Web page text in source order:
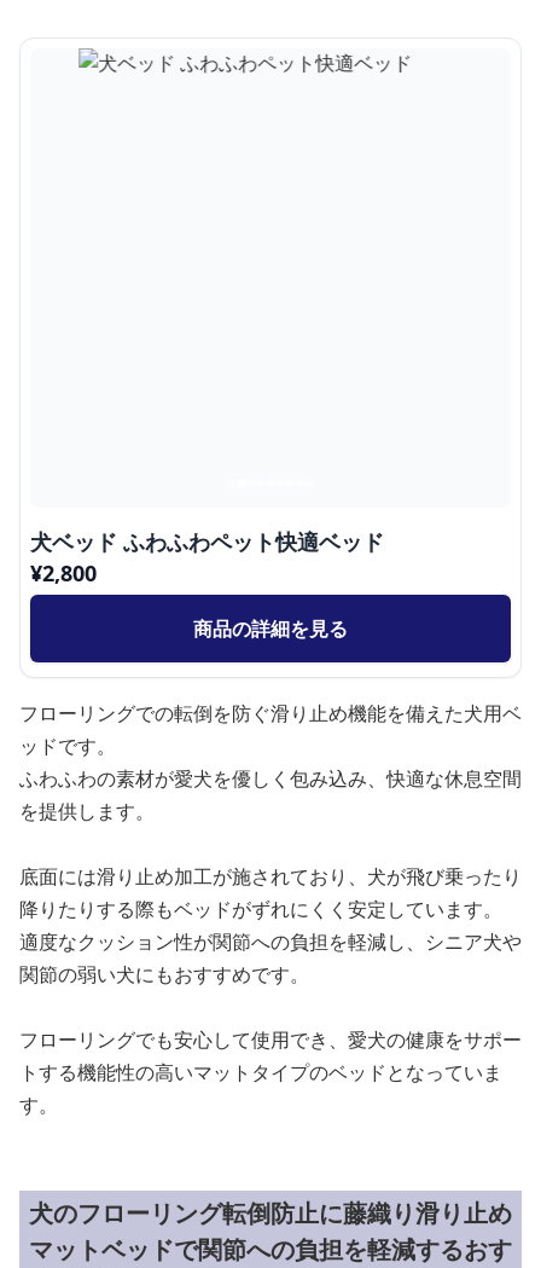
犬ベッド ふわふわペット快適ベッド
¥2,800
商品の詳細を見る
フローリングでの転倒を防ぐ滑り止め機能を備えた犬用ベ
ッドです。
ふわふわの素材が愛犬を優しく包み込み、快適な休息空間
を提供します。
底面には滑り止め加工が施されており、犬が飛び乗ったり
降りたりする際もベッドがずれにくく安定しています。
適度なクッション性が関節への負担を軽減し、シニア犬や
関節の弱い犬にもおすすめです。
フローリングでも安心して使用でき、愛犬の健康をサポー
トする機能性の高いマットタイプのベッドとなっていま
す。
犬のフローリング転倒防止に藤織り滑り止め
マットベッドで関節への負担を軽減するおす